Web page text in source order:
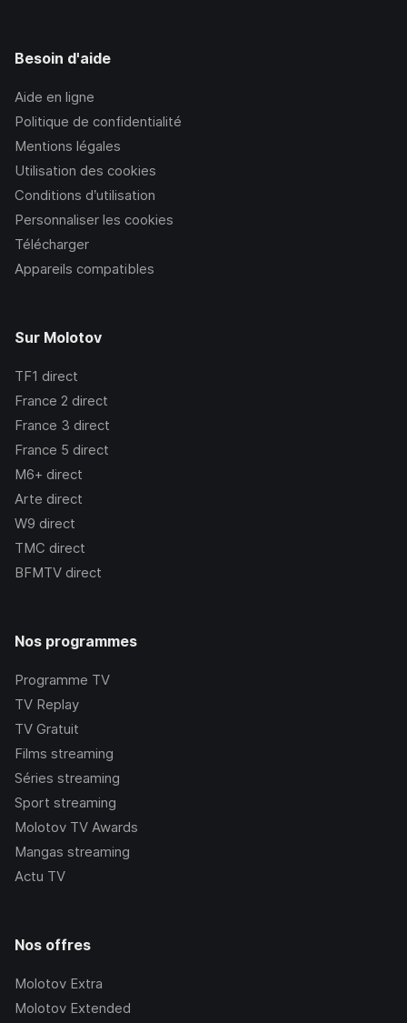
Besoin d'aide
Aide en ligne
Politique de confidentialité
Mentions légales
Utilisation des cookies
Conditions d’utilisation
Personnaliser les cookies
Télécharger
Appareils compatibles
Sur Molotov
TF1 direct
France 2 direct
France 3 direct
France 5 direct
M6+ direct
Arte direct
W9 direct
TMC direct
BFMTV direct
Nos programmes
Programme TV
TV Replay
TV Gratuit
Films streaming
Séries streaming
Sport streaming
Molotov TV Awards
Mangas streaming
Actu TV
Nos offres
Molotov Extra
Molotov Extended